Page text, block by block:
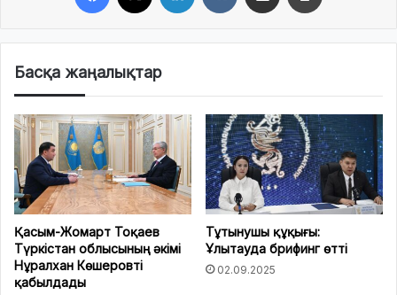
Басқа жаңалықтар
Қасым-Жомарт Тоқаев
Түркістан облысының әкімі
Нұралхан Көшеровті
қабылдады
Тұтынушы құқығы:
Ұлытауда брифинг өтті
02.09.2025